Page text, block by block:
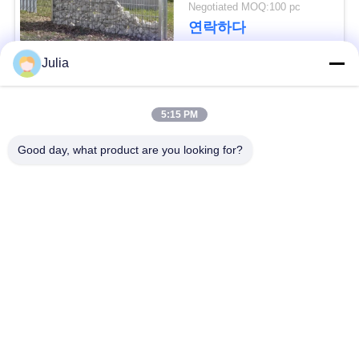
요
청
트
Negotiated MOQ:100 pc
연락하다
방어적인 장벽 군 장벽
Julia
5:15 PM
Good day, what product are you looking for?